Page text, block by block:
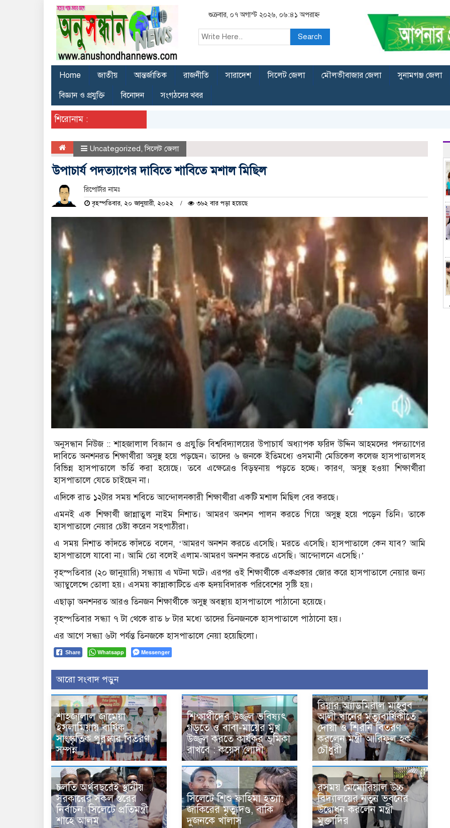
শুক্রবার, ০৭ অগাস্ট ২০২৬, ০৬:৪১ অপরাহ্ন
Search
Home জাতীয় আন্তর্জাতিক রাজনীতি সারাদেশ সিলেট জেলা মৌলভীবাজার জেলা সুনামগঞ্জ জেলা
বিজ্ঞান ও প্রযুক্তি
বিনোদন সংগঠনের খবর
শিরোনাম :
Uncategorized,সিলেট জেলা
উপাচার্য পদত্যাগের দাবিতে শাবিতে মশাল মিছিল
রিপোর্টার নামঃ
বৃহস্পতিবার, ২০ জানুয়ারী, ২০২২ ৩৬২ বার পড়া হয়েছে
অনুসন্ধান নিউজ :: শাহজালাল বিজ্ঞান ও প্রযুক্তি বিশ্ববিদ্যালয়ের উপাচার্য অধ্যাপক ফরিদ উদ্দিন আহমদের পদত্যাগের
দাবিতে অনশনরত শিক্ষার্থীরা অসুস্থ হয়ে পড়ছেন। তাদের ৬ জনকে ইতিমধ্যে ওসমানী মেডিকেল কলেজ হাসপাতালসহ
বিভিন্ন হাসপাতালে ভর্তি করা হয়েছে। তবে এক্ষেত্রেও বিড়ম্বনায় পড়তে হচ্ছে। কারণ, অসুস্থ হওয়া শিক্ষার্থীরা
হাসপাতালে যেতে চাইছেন না।
এদিকে রাত ১২টার সময় শবিতে আন্দোলনকারী শিক্ষার্থীরা একটি মশাল মিছিল বের করছে।
এমনই এক শিক্ষার্থী জান্নাতুল নাইম নিশাত। আমরণ অনশন পালন করতে গিয়ে অসুস্থ হয়ে পড়েন তিনি। তাকে
হাসপাতালে নেয়ার চেষ্টা করেন সহপাঠীরা।
এ সময় নিশাত কাঁদতে কাঁদতে বলেন, ‘আমরণ অনশন করতে এসেছি। মরতে এসেছি। হাসপাতালে কেন যাব? আমি
হাসপাতালে যাবো না। আমি তো বলেই এলাম-আমরণ অনশন করতে এসেছি। আন্দোলনে এসেছি।’
বৃহস্পতিবার (২০ জানুয়ারি) সন্ধ্যায় এ ঘটনা ঘটে। এরপর ওই শিক্ষার্থীকে একপ্রকার জোর করে হাসপাতালে নেয়ার জন্য
অ্যাম্বুলেন্সে তোলা হয়। এসময় কান্নাকাটিতে এক হৃদয়বিদারক পরিবেশের সৃষ্টি হয়।
এছাড়া অনশনরত আরও তিনজন শিক্ষার্থীকে অসুস্থ অবস্থায় হাসপাতালে পাঠানো হয়েছে।
বৃহস্পতিবার সন্ধ্যা ৭ টা থেকে রাত ৮ টার মধ্যে তাদের তিনজনকে হাসপাতালে পাঠানো হয়।
এর আগে সন্ধ্যা ৬টা পর্যন্ত তিনজকে হাসপাতালে নেয়া হয়েছিলো।
Share Whatsapp Messenger
আরো সংবাদ পড়ুন
শাহজালাল জামেয়া
ইসলামিয়ায় বার্ষিক
সাংস্কৃতিক পুরস্কার বিতরণ
সম্পন্ন
শিক্ষার্থীদের উজ্জ্বল ভবিষ্যৎ
গড়তে ও বাবা-মায়ের মুখ
উজ্জ্বল করতে কার্যকর ভূমিকা
রাখবে : কয়েস লোদী
রিয়ার অ্যাডমিরাল মাহবুব
আলী খানের মৃত্যুবার্ষিকীতে
দোয়া ও শিরনি বিতরণ
করলেন মন্ত্রী আরিফুল হক
চৌধুরী
চলতি অর্থবছরেই স্থানীয়
সরকারের সকল স্তরের
নির্বাচন: সিলেটে প্রতিমন্ত্রী
শাহে আলম
সিলেটে শিশু ফাহিমা হত্যা:
জাকিরের মৃত্যুদণ্ড, বাকি
দুজনকে খালাস
রসময় মেমোরিয়াল উচ্চ
বিদ্যালয়ের নতুন ভবনের
উদ্বোধন করলেন মন্ত্রী
মুক্তাদির